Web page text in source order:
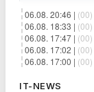
06.08. 20:46 | (00)
06.08. 18:33 | (00)
06.08. 17:47 | (00)
06.08. 17:02 | (00)
06.08. 17:00 | (00)
IT-NEWS